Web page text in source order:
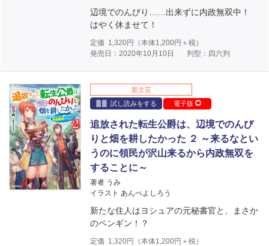
辺境でのんびり……出来ずに内政無双中！
はやく休ませて！
定価 1,320円（本体1,200円＋税）
発売日：2020年10月10日
判型：四六判
新文芸
試し読みをする
電子版
追放された転生公爵は、辺境でのんび
りと畑を耕したかった ２ ～来るなとい
うのに領民が沢山来るから内政無双を
することに～
著者 うみ
イラスト あんべよしろう
新たな住人はヨシュアの元秘書官と、まさか
のペンギン！？
定価 1,320円（本体1,200円＋税）